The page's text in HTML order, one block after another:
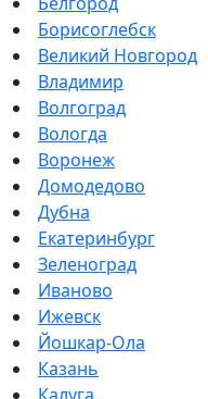
Борисоглебск
Великий Новгород
Владимир
Волгоград
Вологда
Воронеж
Домодедово
Дубна
Екатеринбург
Зеленоград
Иваново
Ижевск
Йошкар-Ола
Казань